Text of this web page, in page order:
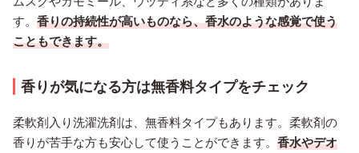
す。 香りの持続性が高いものなら、香水のような感覚で使う
こともできます。
香りが気になる方は無香料タイプをチェック
柔軟剤入り洗濯洗剤は、無香料タイプもあります。柔軟剤の
香りが苦手な方も安心して使うことができます。 香水やデオ